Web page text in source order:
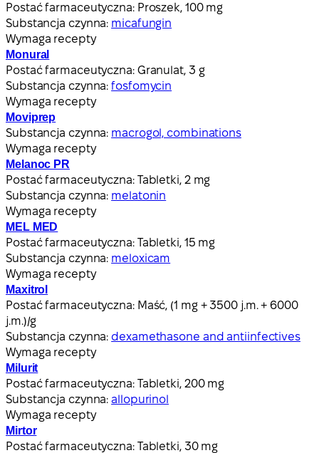
Postać farmaceutyczna: Proszek, 100 mg
Substancja czynna: micafungin
Wymaga recepty
Monural
Postać farmaceutyczna: Granulat, 3 g
Substancja czynna:fosfomycin
Wymaga recepty
Moviprep
Substancja czynna: macrogol, combinations
Wymaga recepty
Melanoc PR
Postać farmaceutyczna: Tabletki, 2 mg
Substancja czynna: melatonin
Wymaga recepty
MEL MED
Postać farmaceutyczna: Tabletki, 15 mg
Substancja czynna: meloxicam
Wymaga recepty
Maxitrol
Postać farmaceutyczna: Maść, (1 mg + 3500 j.m. + 6000
j.m.)/g
Substancja czynna: dexamethasone and antiinfectives
Wymaga recepty
Milurit
Postać farmaceutyczna: Tabletki, 200 mg
Substancja czynna:allopurinol
Wymaga recepty
Mirtor
Postać farmaceutyczna: Tabletki, 30 mg